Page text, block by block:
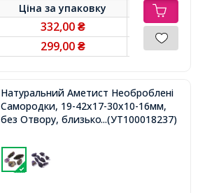
Ціна заупаковку
332,00 ₴
299,00 ₴
Натуральний Аметист Необроблені
Самородки, 19-42x17-30x10-16мм,
без Отвору, близько 5шт/100г
...(УТ100018237)